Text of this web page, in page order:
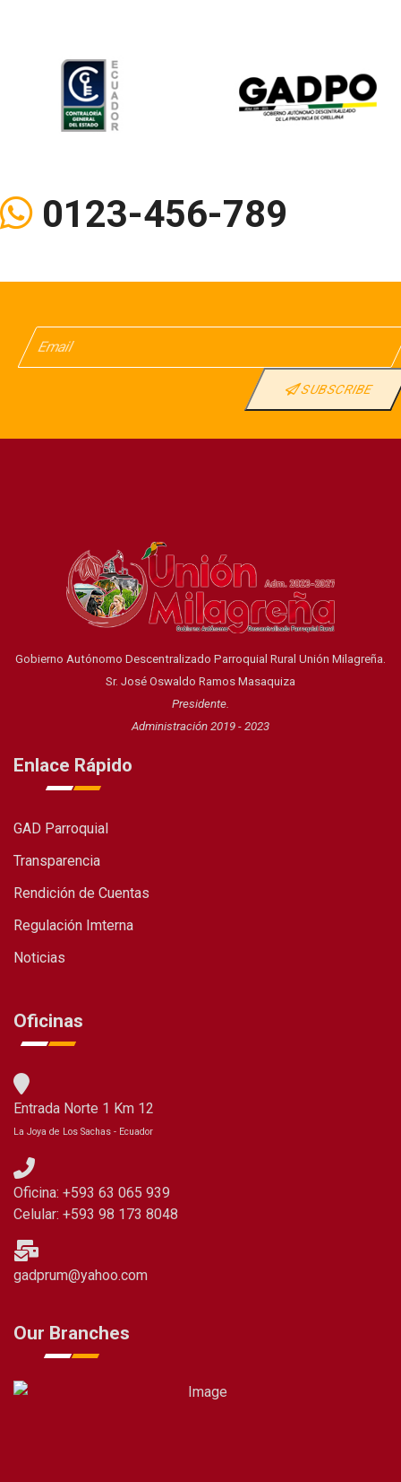
0123-456-789
SUBSCRIBE
Gobierno Autónomo Descentralizado Parroquial Rural Unión Milagreña.
Sr. José Oswaldo Ramos Masaquiza
Presidente.
Administración 2019 - 2023
Enlace Rápido
GAD Parroquial
Transparencia
Rendición de Cuentas
Regulación Imterna
Noticias
Oficinas
Entrada Norte 1 Km 12
La Joya de Los Sachas - Ecuador
Oficina: +593 63 065 939
Celular: +593 98 173 8048
gadprum@yahoo.com
Our Branches